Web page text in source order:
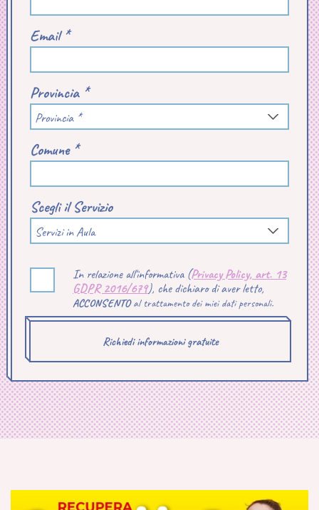
Email *
Provincia *
Provincia *
Comune *
Scegli il Servizio
Servizi in Aula
In relazione all'informativa (Privacy Policy, art. 13
GDPR 2016/679), che dichiaro di aver letto,
ACCONSENTOal trattamento dei miei dati personali.